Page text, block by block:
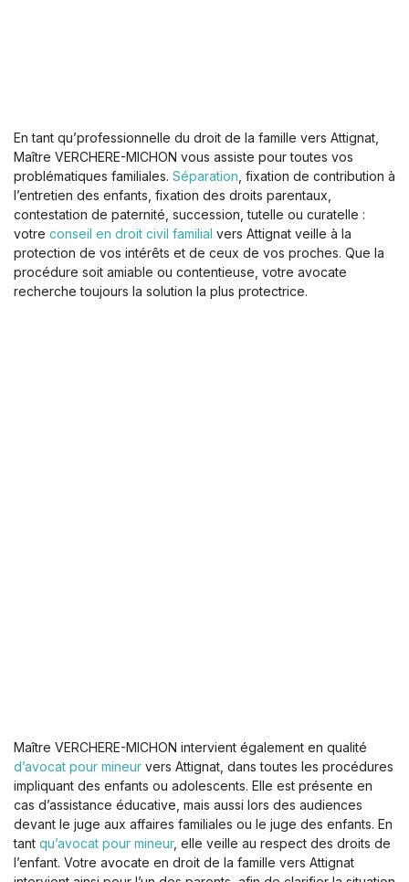
En tant qu’professionnelle du droit de la famille vers Attignat,
Maître VERCHERE-MICHON vous assiste pour toutes vos
problématiques familiales. Séparation , fixation de contribution à
l’entretien des enfants, fixation des droits parentaux,
contestation de paternité, succession, tutelle ou curatelle :
votre conseil en droit civil familial vers Attignat veille à la
protection de vos intérêts et de ceux de vos proches. Que la
procédure soit amiable ou contentieuse, votre avocate
recherche toujours la solution la plus protectrice.
Maître VERCHERE-MICHON intervient également en qualité
d’avocat pour mineur vers Attignat, dans toutes les procédures
impliquant des enfants ou adolescents. Elle est présente en
cas d’assistance éducative, mais aussi lors des audiences
devant le juge aux affaires familiales ou le juge des enfants. En
tant qu’avocat pour mineur, elle veille au respect des droits de
l’enfant. Votre avocate en droit de la famille vers Attignat